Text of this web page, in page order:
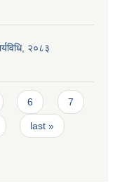
२०८३
6 7
last »